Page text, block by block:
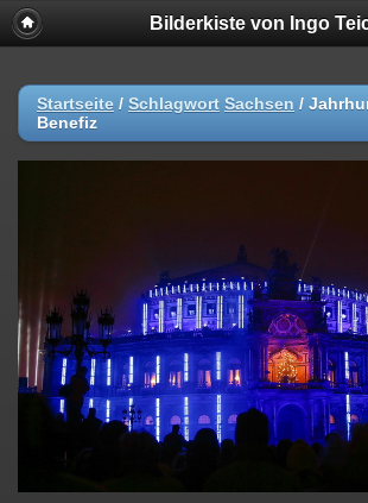
Bilderkiste von Ingo
Startseite / Schlagwort Sachsen /
Benefiz